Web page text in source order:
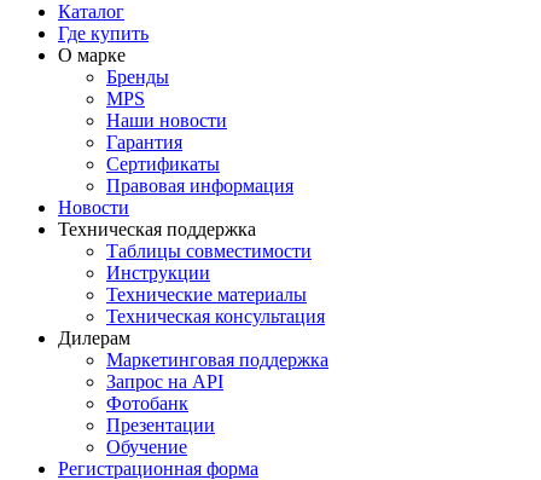
Каталог
Где купить
О марке
Бренды
MPS
Наши новости
Гарантия
Сертификаты
Правовая информация
Новости
Техническая поддержка
Таблицы совместимости
Инструкции
Технические материалы
Техническая консультация
Дилерам
Маркетинговая поддержка
Запрос на API
Фотобанк
Презентации
Обучение
Регистрационная форма